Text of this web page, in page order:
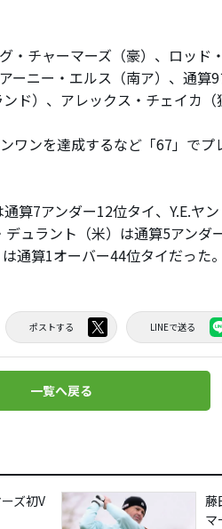
・チャーマーズ（豪）、ロッド
ーニー・エルス（南ア）、通算
ド）、アレックス・チェイカ（
ワンを達成するなど「67」でプ
算7アンダー12位タイ、Y.E.ヤ
ュラント（米）は通算5アンダ
通算1オーバー44位タイだった。
ポストする LINEで送る
一覧へ戻る
ズ初V
藤
マ